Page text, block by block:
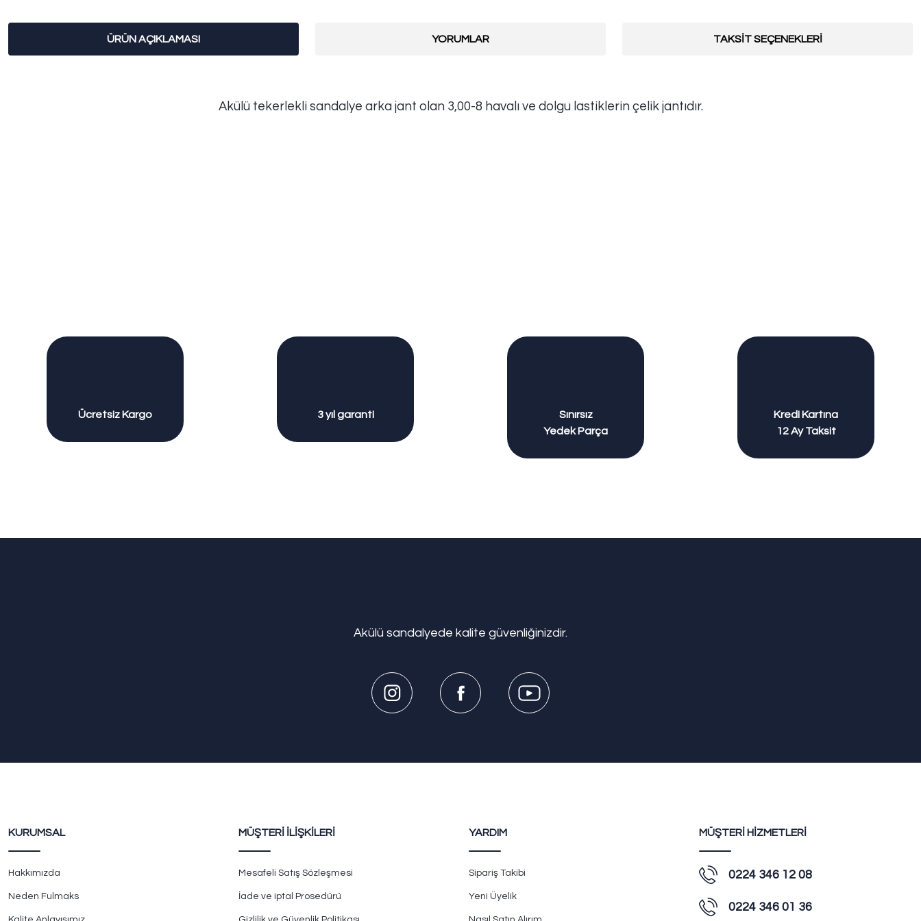
ÜRÜN AÇIKLAMASI YORUMLAR TAKSİT SEÇENEKLERİ
Akülü tekerlekli sandalye arka jant olan 3,00-8 havalı ve dolgu lastiklerin çelik jantıdır.
Ücretsiz Kargo 3 yıl garanti
Sınırsız
Yedek Parça
Kredi Kartına
12 Ay Taksit
Akülü sandalyede kalite güvenliğinizdir.
KURUMSAL
Hakkımızda
Neden Fulmaks
MÜŞTERİ İLİŞKİLERİ
Mesafeli Satış Sözleşmesi
İade ve iptal Prosedürü
YARDIM
Sipariş Takibi
Yeni Üyelik
MÜŞTERİ HİZMETLERİ
0224 346 12 08
0224 346 01 36